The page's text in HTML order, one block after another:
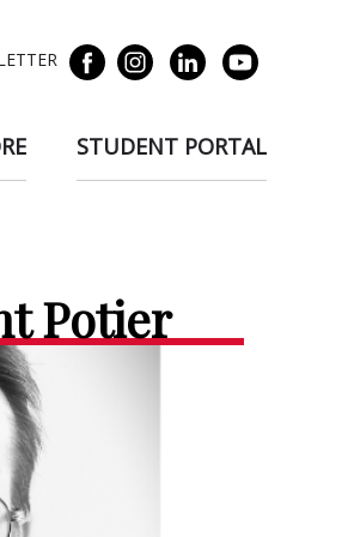
STUDENT PORTAL
Potier